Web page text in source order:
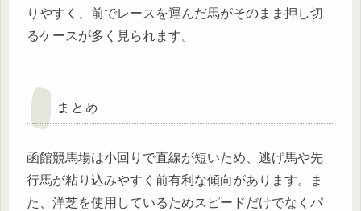
りやすく、前でレースを運んだ馬がそのまま押し切
るケースが多く見られます。
まとめ
函館競馬場は小回りで直線が短いため、逃げ馬や先
行馬が粘り込みやすく前有利な傾向があります。ま
た、洋芝を使用しているためスピードだけでなくパ